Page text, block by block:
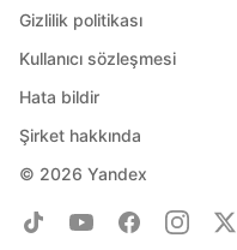
© 2026 Yandex
Gizlilik politikası
Kullanıcı sözleşmesi
Hata bildir
Şirket hakkında